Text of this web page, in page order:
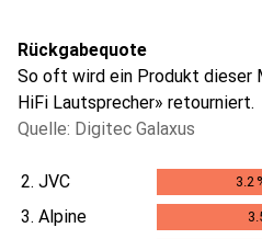
Rückgabequote
So oft wird ein Produkt dieser
HiFi Lautsprecher» retourniert.
Quelle: Digitec Galaxus
2. JVC 3.2
3. Alpine